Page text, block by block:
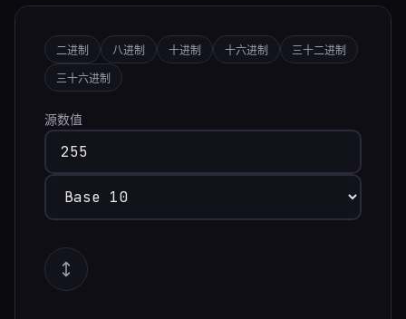
二进制 八进制 十进制 十六进制 三十二进制
三十六进制
源数值